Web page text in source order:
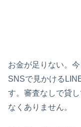
お金が足りない。
SNSで見かける
す。審査なしで貸
なくありません。